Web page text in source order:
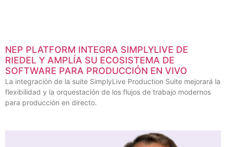
NEP PLATFORM INTEGRA SIMPLYLIVE DE
RIEDEL Y AMPLÍA SU ECOSISTEMA DE
SOFTWARE PARA PRODUCCIÓN EN VIVO
La integración de la suite SimplyLive Production Suite mejorará la
flexibilidad y la orquestación de los flujos de trabajo modernos
para producción en directo.